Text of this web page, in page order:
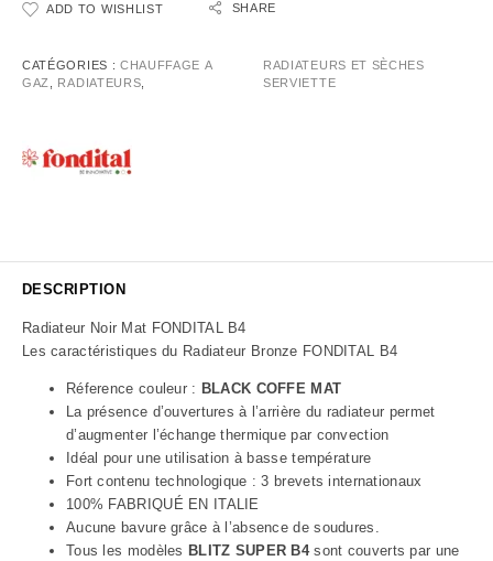
ADD TO WISHLIST SHARE
CATÉGORIES : CHAUFFAGE A
GAZ
RADIATEURS
RADIATEURS ET SÈCHES
SERVIETTE
DESCRIPTION
Radiateur Noir Mat FONDITAL B4
Les caractéristiques du Radiateur Bronze FONDITAL B4
Réference couleur : BLACK COFFE MAT
La présence d’ouvertures à l’arrière du radiateur permet
d’augmenter l’échange thermique par convection
Idéal pour une utilisation à basse température
Fort contenu technologique : 3 brevets internationaux
100% FABRIQUÉ EN ITALIE
Aucune bavure grâce à l’absence de soudures.
Tous les modèles BLITZ SUPER B4sont couverts par une